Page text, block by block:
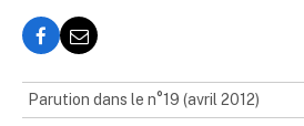
Parution dans le n°19 (avril 2012)